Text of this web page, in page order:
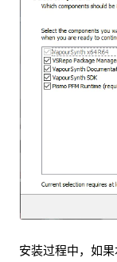
安装过程中，如